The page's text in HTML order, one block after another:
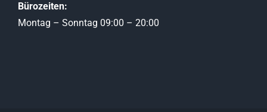
Bürozeiten:
Montag – Sonntag 09:00 – 20:00